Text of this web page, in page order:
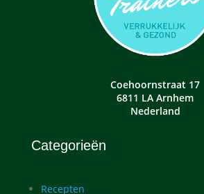
Coehoornstraat 17
6811 LA Arnhem
Nederland
Categorieën
Recepten